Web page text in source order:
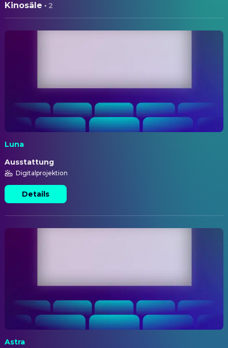
Kinosäle · 2
Luna
Ausstattung
Digitalprojektion
Details
Astra